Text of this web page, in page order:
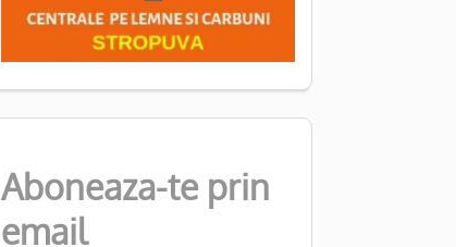
Aboneaza-te prin
email